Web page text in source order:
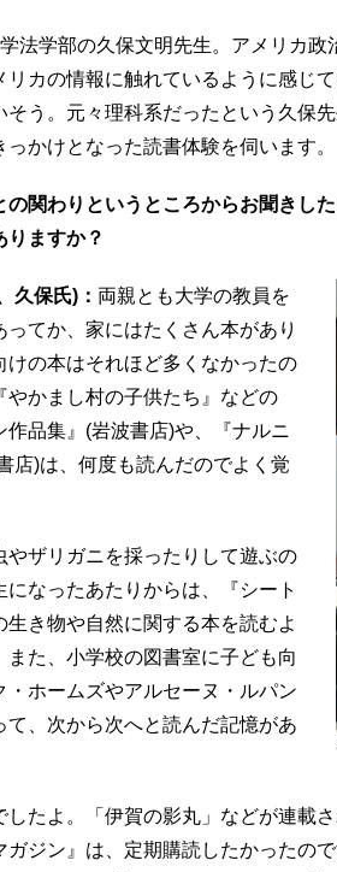
法学部の久保文明先生。アメリカ政
リカの情報に触れているように感じ
そう。元々理科系だったという久保
かけとなった読書体験を伺います。
関わりというところからお聞きし
りますか？
久保氏)： 両親とも大学の教員を
ってか、家にはたくさん本があり
けの本はそれほど多くなかったの
やかまし村の子供たち』などの
作品集』(岩波書店)や、『ナルニ
店)は、何度も読んだのでよく覚
ザリガニを採ったりして遊ぶの
になったあたりからは、『シート
生き物や自然に関する本を読むよ
また、小学校の図書室に子ども向
・ホームズやアルセーヌ・ルパン
て、次から次へと読んだ記憶があ
たよ。「伊賀の影丸」などが連載さ
ガジン』は、定期購読したかったの